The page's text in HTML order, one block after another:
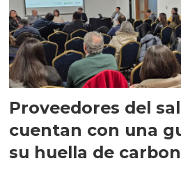
Proveedores del
cuentan con una
su huella de